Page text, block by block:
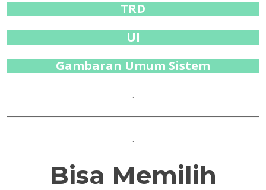
TRD
UI
Gambaran Umum Sistem
.
.
Bisa Memilih